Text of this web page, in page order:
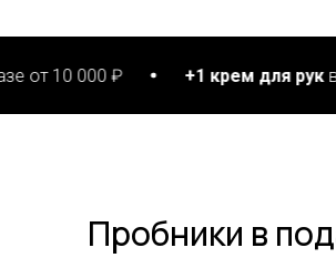
000 ₽ +1 крем для рук в
Пробники в